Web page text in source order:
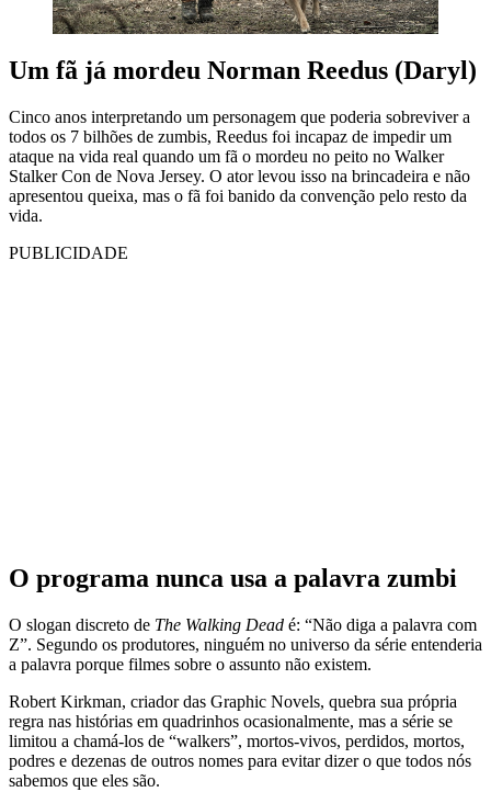
Um fã já mordeu Norman Reedus (Daryl)
Cinco anos interpretando um personagem que poderia sobreviver a
todos os 7 bilhões de zumbis, Reedus foi incapaz de impedir um
ataque na vida real quando um fã o mordeu no peito no Walker
Stalker Con de Nova Jersey. O ator levou isso na brincadeira e não
apresentou queixa, mas o fã foi banido da convenção pelo resto da
vida.
PUBLICIDADE
O programa nunca usa a palavra zumbi
O slogan discreto de The Walking Dead é: “Não diga a palavra com
Z”. Segundo os produtores, ninguém no universo da série entenderia
a palavra porque filmes sobre o assunto não existem.
Robert Kirkman, criador das Graphic Novels, quebra sua própria
regra nas histórias em quadrinhos ocasionalmente, mas a série se
limitou a chamá-los de “walkers”, mortos-vivos, perdidos, mortos,
podres e dezenas de outros nomes para evitar dizer o que todos nós
sabemos que eles são.